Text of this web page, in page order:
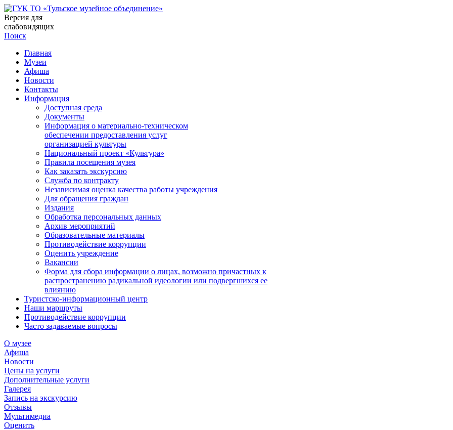
Версия для
слабовидящих
Поиск
Главная
Музеи
Афиша
Новости
Контакты
Информация
Доступная среда
Документы
Информация о материально-техническом
обеспечении предоставления услуг
организацией культуры
Национальный проект «Культура»
Правила посещения музея
Как заказать экскурсию
Служба по контракту
Независимая оценка качества работы учреждения
Для обращения граждан
Издания
Обработка персональных данных
Архив мероприятий
Образовательные материалы
Противодействие коррупции
Оценить учреждение
Вакансии
Форма для сбора информации о лицах, возможно причастных к
распространению радикальной идеологии или подвергшихся ее
влиянию
Туристско-информационный центр
Наши маршруты
Противодействие коррупции
Часто задаваемые вопросы
О музее
Афиша
Новости
Цены на услуги
Дополнительные услуги
Галерея
Запись на экскурсию
Отзывы
Мультимедиа
Оценить